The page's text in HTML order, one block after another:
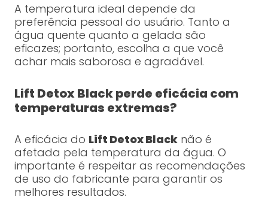
A temperatura ideal depende da
preferência pessoal do usuário. Tanto a
água quente quanto a gelada são
eficazes; portanto, escolha a que você
achar mais saborosa e agradável.
Lift Detox Black perde eficácia com
temperaturas extremas?
A eficácia do Lift Detox Blacknão é
afetada pela temperatura da água. O
importante é respeitar as recomendações
de uso do fabricante para garantir os
melhores resultados.